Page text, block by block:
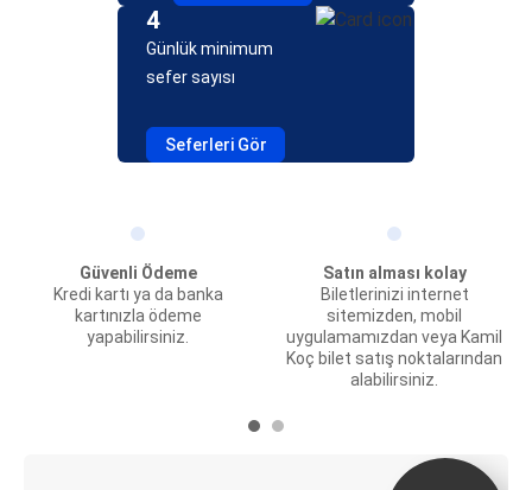
4
Günlük minimum
sefer sayısı
Seferleri Gör
Güvenli Ödeme
Kredi kartı ya da banka
kartınızla ödeme
yapabilirsiniz.
Satın alması kolay
Biletlerinizi internet
sitemizden, mobil
uygulamamızdan veya Kamil
Koç bilet satış noktalarından
alabilirsiniz.